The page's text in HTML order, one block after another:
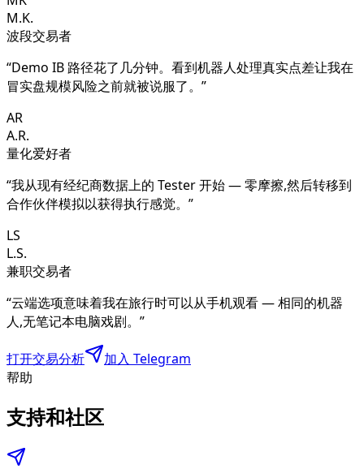
M.K.
波段交易者
“Demo IB 路径花了几分钟。看到机器人处理真实点差让我在
冒实盘规模风险之前就被说服了。 ”
AR
A.R.
量化爱好者
“我从现有经纪商数据上的 Tester 开始 — 零摩擦,然后转移到
合作伙伴模拟以获得执行感觉。 ”
LS
L.S.
兼职交易者
“云端选项意味着我在旅行时可以从手机观看 — 相同的机器
人,无笔记本电脑戏剧。 ”
打开交易分析
加入 Telegram
帮助
支持和社区